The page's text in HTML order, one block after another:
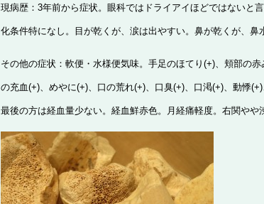
現病歴：3年前から症状。眼科ではドライアイほどではないと
化条件特になし。目が乾くが、涙は出やすい。鼻が乾くが、
その他の症状：軟便・水様便気味。手足のほてり(+)、頬部の
の充血(+)、めやに(+)、口の荒れ(+)、口臭(+)、口渇(+)、動悸
最後の方は経血量少ない。経血鮮赤色。月経痛軽度。右関や